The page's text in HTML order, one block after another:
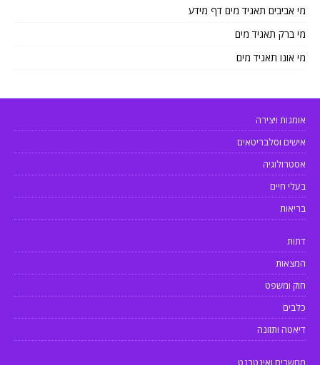
מי אביבים תאגיד מים דף מידע
מי ברק תאגיד מים
מי אונו תאגיד מים
אומנות ויצירה
אישים וסלבריטאים
אסטרולוגיה
בעלי חיים
בריאות
דתות
המצאות
חוק ומשפט
כלבים
דיאטה ותזונה
מחשבים ואינטרנט